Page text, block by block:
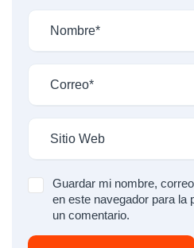
Guardar mi nombre,
en este navegador para la
un comentario.